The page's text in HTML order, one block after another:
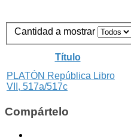
Cantidad a mostrar
Título
PLATÓN República Libro
VII, 517a/517c
Compártelo